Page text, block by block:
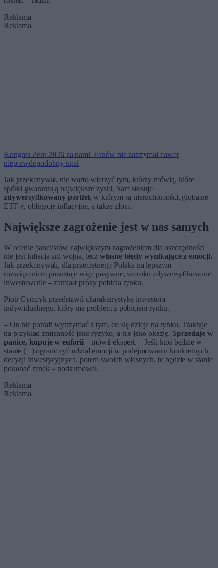
Reklama
Reklama
Kongres Zero 2026 za nami. Fanów nie zatrzymał nawet
nieprawdopodobny upał
Jak przekonywał, nie warto wierzyć tym, którzy mówią, które
spółki gwarantują największe zyski. Sam stosuje
zdywersyfikowany portfel, w którym są nieruchomości, globalne
ETF-y, obligacje inflacyjne, a także złoto.
Największe zagrożenie jest w nas samych
W ocenie panelistów największym zagrożeniem dla oszczędności
nie jest inflacja ani wojna, lecz własne błędy wynikające z emocji.
Jak przekonywali, dla przeciętnego Polaka najlepszym
rozwiązaniem pozostaje więc pasywne, szeroko zdywersyfikowane
inwestowanie – zamiast próby pobicia rynku.
Piotr Cymcyk przedstawił charakterystykę inwestora
indywidualnego, który ma problem z pobiciem rynku.
– On nie potrafi wytrzymać z tym, co się dzieje na rynku. Traktuje
na przykład zmienność jako ryzyko, a nie jako okazję. Sprzedaje w
panice, kupuje w euforii – mówił ekspert. – Jeśli ktoś będzie w
stanie (...) ograniczyć udział emocji w podejmowaniu konkretnych
decyzji inwestycyjnych, potem swoich własnych, to będzie w stanie
pokonać rynek – podsumował.
Reklama
Reklama